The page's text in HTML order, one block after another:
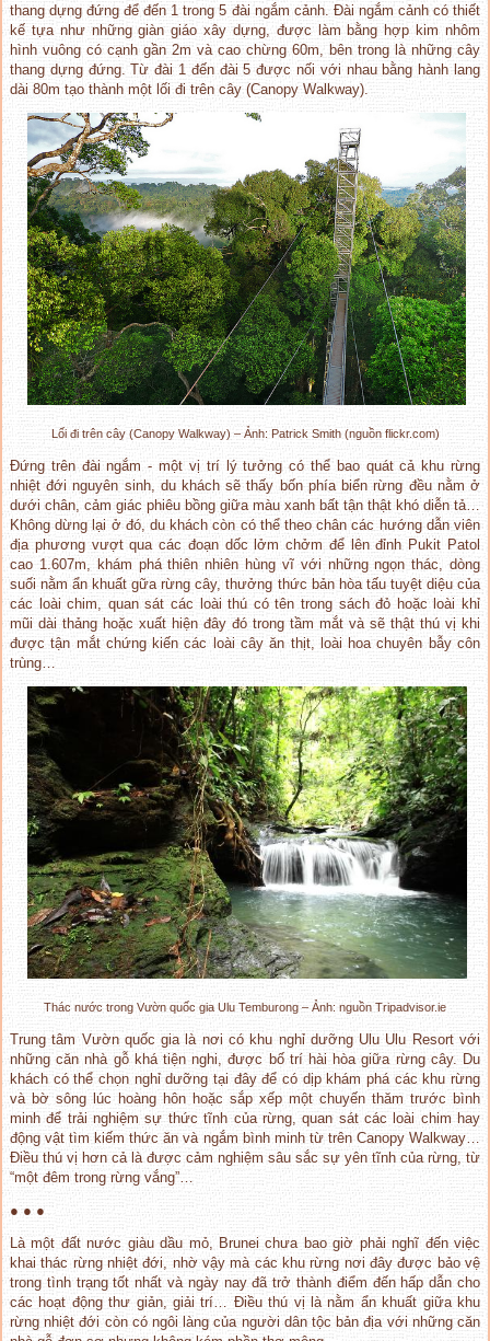
thang dựng đứng để đến 1 trong 5 đài ngắm cảnh. Đài ngắm cảnh có thiết
kế tựa như những giàn giáo xây dựng, được làm bằng hợp kim nhôm
hình vuông có cạnh gần 2m và cao chừng 60m, bên trong là những cây
thang dựng đứng. Từ đài 1 đến đài 5 được nối với nhau bằng hành lang
dài 80m tạo thành một lối đi trên cây (Canopy Walkway).
Lối đi trên cây (Canopy Walkway) – Ảnh: Patrick Smith (nguồn flickr.com)
Đứng trên đài ngắm - một vị trí lý tưởng có thể bao quát cả khu rừng
nhiệt đới nguyên sinh, du khách sẽ thấy bốn phía biển rừng đều nằm ở
dưới chân, cảm giác phiêu bồng giữa màu xanh bất tận thật khó diễn tả…
Không dừng lại ở đó, du khách còn có thể theo chân các hướng dẫn viên
địa phương vượt qua các đoạn dốc lởm chởm để lên đỉnh Pukit Patol
cao 1.607m, khám phá thiên nhiên hùng vĩ với những ngọn thác, dòng
suối nằm ẩn khuất gữa rừng cây, thưởng thức bản hòa tấu tuyệt diệu của
các loài chim, quan sát các loài thú có tên trong sách đỏ hoặc loài khỉ
mũi dài thảng hoặc xuất hiện đây đó trong tầm mắt và sẽ thật thú vị khi
được tận mắt chứng kiến các loài cây ăn thịt, loài hoa chuyên bẫy côn
trùng…
Thác nước trong Vườn quốc gia Ulu Temburong – Ảnh: nguồn Tripadvisor.ie
Trung tâm Vườn quốc gia là nơi có khu nghỉ dưỡng Ulu Ulu Resort với
những căn nhà gỗ khá tiện nghi, được bố trí hài hòa giữa rừng cây. Du
khách có thể chọn nghỉ dưỡng tại đây để có dịp khám phá các khu rừng
và bờ sông lúc hoàng hôn hoặc sắp xếp một chuyến thăm trước bình
minh để trải nghiệm sự thức tĩnh của rừng, quan sát các loài chim hay
động vật tìm kiếm thức ăn và ngắm bình minh từ trên Canopy Walkway…
Điều thú vị hơn cả là được cảm nghiệm sâu sắc sự yên tĩnh của rừng, từ
“một đêm trong rừng vắng”…
● ● ●
Là một đất nước giàu dầu mỏ, Brunei chưa bao giờ phải nghĩ đến việc
khai thác rừng nhiệt đới, nhờ vậy mà các khu rừng nơi đây được bảo vệ
trong tình trạng tốt nhất và ngày nay đã trở thành điểm đến hấp dẫn cho
các hoạt động thư giản, giải trí… Điều thú vị là nằm ẩn khuất giữa khu
rừng nhiệt đới còn có ngôi làng của người dân tộc bản địa với những căn